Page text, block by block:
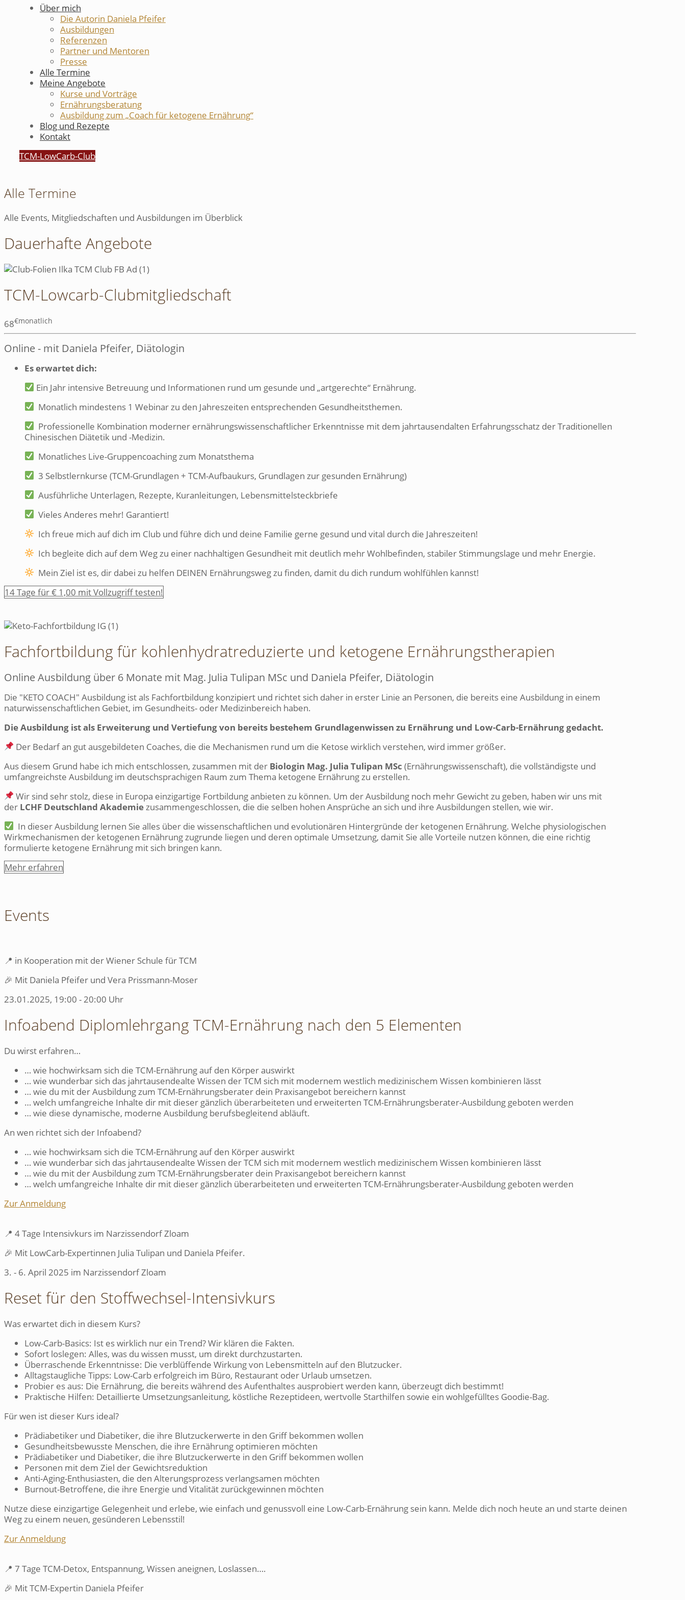
Über mich
Die Autorin Daniela Pfeifer
Ausbildungen
Referenzen
Partner und Mentoren
Presse
Alle Termine
Meine Angebote
Kurse und Vorträge
Ernährungsberatung
Ausbildung zum „Coach für ketogene Ernährung“
Blog und Rezepte
Kontakt
TCM-LowCarb-Club
Alle Termine
Alle Events, Mitgliedschaften und Ausbildungen im Überblick
Dauerhafte Angebote
TCM-Lowcarb-Clubmitgliedschaft
68€monatlich
Online - mit Daniela Pfeifer, Diätologin
Es erwartet dich:
Ein Jahr intensive Betreuung und Informationen rund um gesunde und „artgerechte“ Ernährung.
Monatlich mindestens 1 Webinar zu den Jahreszeiten entsprechenden Gesundheitsthemen.
Professionelle Kombination moderner ernährungswissenschaftlicher Erkenntnisse mit dem jahrtausendalten Erfahrungsschatz der Traditionellen
Chinesischen Diätetik und -Medizin.
Monatliches Live-Gruppencoaching zum Monatsthema
3 Selbstlernkurse (TCM-Grundlagen + TCM-Aufbaukurs, Grundlagen zur gesunden Ernährung)
Ausführliche Unterlagen, Rezepte, Kuranleitungen, Lebensmittelsteckbriefe
Vieles Anderes mehr! Garantiert!
Ich freue mich auf dich im Club und führe dich und deine Familie gerne gesund und vital durch die Jahreszeiten!
Ich begleite dich auf dem Weg zu einer nachhaltigen Gesundheit mit deutlich mehr Wohlbefinden, stabiler Stimmungslage und mehr Energie.
Mein Ziel ist es, dir dabei zu helfen DEINEN Ernährungsweg zu finden, damit du dich rundum wohlfühlen kannst!
14 Tage für € 1,00 mit Vollzugriff testen!
Fachfortbildung für kohlenhydratreduzierte und ketogene Ernährungstherapien
Online Ausbildung über 6 Monate mit Mag. Julia Tulipan MSc und Daniela Pfeifer, Diätologin
Die "KETO COACH" Ausbildung ist als Fachfortbildung konzipiert und richtet sich daher in erster Linie an Personen, die bereits eine Ausbildung in einem
naturwissenschaftlichen Gebiet, im Gesundheits- oder Medizinbereich haben.
Die Ausbildung ist als Erweiterung und Vertiefung von bereits bestehem Grundlagenwissen zu Ernährung und Low-Carb-Ernährung gedacht.
Der Bedarf an gut ausgebildeten Coaches, die die Mechanismen rund um die Ketose wirklich verstehen, wird immer größer.
Aus diesem Grund habe ich mich entschlossen, zusammen mit der Biologin Mag. Julia Tulipan MSc (Ernährungswissenschaft), die vollständigste und
umfangreichste Ausbildung im deutschsprachigen Raum zum Thema ketogene Ernährung zu erstellen.
Wir sind sehr stolz, diese in Europa einzigartige Fortbildung anbieten zu können. Um der Ausbildung noch mehr Gewicht zu geben, haben wir uns mit
der LCHF Deutschland Akademie zusammengeschlossen, die die selben hohen Ansprüche an sich und ihre Ausbildungen stellen, wie wir.
In dieser Ausbildung lernen Sie alles über die wissenschaftlichen und evolutionären Hintergründe der ketogenen Ernährung. Welche physiologischen
Wirkmechanismen der ketogenen Ernährung zugrunde liegen und deren optimale Umsetzung, damit Sie alle Vorteile nutzen können, die eine richtig
formulierte ketogene Ernährung mit sich bringen kann.
Mehr erfahren
Events
📍 in Kooperation mit der Wiener Schule für TCM
🎉 Mit Daniela Pfeifer und Vera Prissmann-Moser
23.01.2025, 19:00 - 20:00 Uhr
Infoabend Diplomlehrgang TCM-Ernährung nach den 5 Elementen
Du wirst erfahren…
… wie hochwirksam sich die TCM-Ernährung auf den Körper auswirkt
… wie wunderbar sich das jahrtausendealte Wissen der TCM sich mit modernem westlich medizinischem Wissen kombinieren lässt
… wie du mit der Ausbildung zum TCM-Ernährungsberater dein Praxisangebot bereichern kannst
… welch umfangreiche Inhalte dir mit dieser gänzlich überarbeiteten und erweiterten TCM-Ernährungsberater-Ausbildung geboten werden
… wie diese dynamische, moderne Ausbildung berufsbegleitend abläuft.
An wen richtet sich der Infoabend?
… wie hochwirksam sich die TCM-Ernährung auf den Körper auswirkt
… wie wunderbar sich das jahrtausendealte Wissen der TCM sich mit modernem westlich medizinischem Wissen kombinieren lässt
… wie du mit der Ausbildung zum TCM-Ernährungsberater dein Praxisangebot bereichern kannst
… welch umfangreiche Inhalte dir mit dieser gänzlich überarbeiteten und erweiterten TCM-Ernährungsberater-Ausbildung geboten werden
Zur Anmeldung
📍 4 Tage Intensivkurs im Narzissendorf Zloam
🎉 Mit LowCarb-Expertinnen Julia Tulipan und Daniela Pfeifer.
3. - 6. April 2025 im Narzissendorf Zloam
Reset für den Stoffwechsel-Intensivkurs
Was erwartet dich in diesem Kurs?
Low-Carb-Basics: Ist es wirklich nur ein Trend? Wir klären die Fakten.
Sofort loslegen: Alles, was du wissen musst, um direkt durchzustarten.
Überraschende Erkenntnisse: Die verblüffende Wirkung von Lebensmitteln auf den Blutzucker.
Alltagstaugliche Tipps: Low-Carb erfolgreich im Büro, Restaurant oder Urlaub umsetzen.
Probier es aus: Die Ernährung, die bereits während des Aufenthaltes ausprobiert werden kann, überzeugt dich bestimmt!
Praktische Hilfen: Detaillierte Umsetzungsanleitung, köstliche Rezeptideen, wertvolle Starthilfen sowie ein wohlgefülltes Goodie-Bag.
Für wen ist dieser Kurs ideal?
Prädiabetiker und Diabetiker, die ihre Blutzuckerwerte in den Griff bekommen wollen
Gesundheitsbewusste Menschen, die ihre Ernährung optimieren möchten
Prädiabetiker und Diabetiker, die ihre Blutzuckerwerte in den Griff bekommen wollen
Personen mit dem Ziel der Gewichtsreduktion
Anti-Aging-Enthusiasten, die den Alterungsprozess verlangsamen möchten
Burnout-Betroffene, die ihre Energie und Vitalität zurückgewinnen möchten
Nutze diese einzigartige Gelegenheit und erlebe, wie einfach und genussvoll eine Low-Carb-Ernährung sein kann. Melde dich noch heute an und starte deinen
Weg zu einem neuen, gesünderen Lebensstil!
Zur Anmeldung
📍 7 Tage TCM-Detox, Entspannung, Wissen aneignen, Loslassen….
🎉 Mit TCM-Expertin Daniela Pfeifer